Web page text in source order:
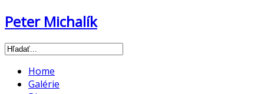
Peter Michalík
Home
Galérie